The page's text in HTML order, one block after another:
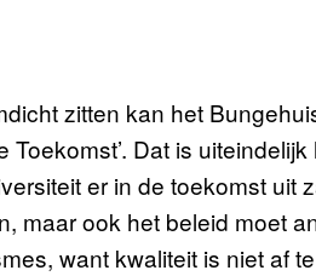
zitten kan het
Toekomst’. Dat is
er in de toekomst uit
maar ook het beleid moet
want kwaliteit is niet af